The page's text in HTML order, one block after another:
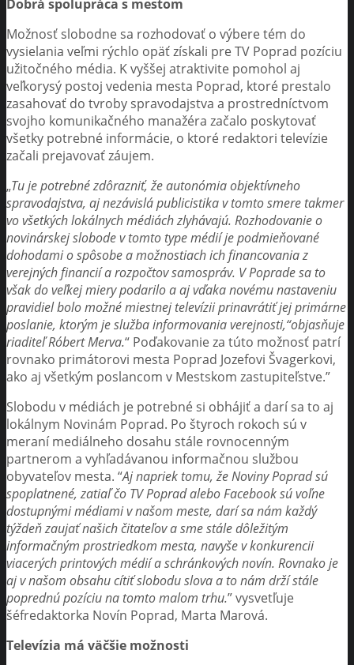
Dobrá spolupráca s mestom
Možnosť slobodne sa rozhodovať o výbere tém do
vysielania veľmi rýchlo opäť získali pre TV Poprad pozíciu
užitočného média. K vyššej atraktivite pomohol aj
veľkorysý postoj vedenia mesta Poprad, ktoré prestalo
zasahovať do tvroby spravodajstva a prostredníctvom
svojho komunikačného manažéra začalo poskytovať
všetky potrebné informácie, o ktoré redaktori televízie
začali prejavovať záujem.
„Tu je potrebné zdôrazniť, že autonómia objektívneho
spravodajstva, aj nezávislá publicistika v tomto smere takmer
vo všetkých lokálnych médiách zlyhávajú. Rozhodovanie o
novinárskej slobode v tomto type médií je podmieňované
dohodami o spôsobe a možnostiach ich financovania z
verejných financií a rozpočtov samospráv. V Poprade sa to
však do veľkej miery podarilo a aj vďaka novému nastaveniu
pravidiel bolo možné miestnej televízii prinavrátiť jej primárne
poslanie, ktorým je služba informovania verejnosti,“objasňuje
riaditeľ Róbert Merva.“ Poďakovanie za túto možnosť patrí
rovnako primátorovi mesta Poprad Jozefovi Švagerkovi,
ako aj všetkým poslancom v Mestskom zastupiteľstve.”
Slobodu v médiách je potrebné si obhájiť a darí sa to aj
lokálnym Novinám Poprad. Po štyroch rokoch sú v
meraní mediálneho dosahu stále rovnocenným
partnerom a vyhľadávanou informačnou službou
obyvateľov mesta. “Aj napriek tomu, že Noviny Poprad sú
spoplatnené, zatiaľ čo TV Poprad alebo Facebook sú voľne
dostupnými médiami v našom meste, darí sa nám každý
týždeň zaujať našich čitateľov a sme stále dôležitým
informačným prostriedkom mesta, navyše v konkurencii
viacerých printových médií a schránkových novín. Rovnako je
aj v našom obsahu cítiť slobodu slova a to nám drží stále
poprednú pozíciu na tomto malom trhu.” vysvetľuje
šéfredaktorka Novín Poprad, Marta Marová.
Televízia má väčšie možnosti